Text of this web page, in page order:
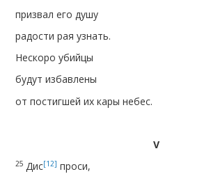
призвал его душу
радости рая узнать.
Нескоро убийцы
будут избавлены
от постигшей их кары небес.
V
25 Дис[12] проси,